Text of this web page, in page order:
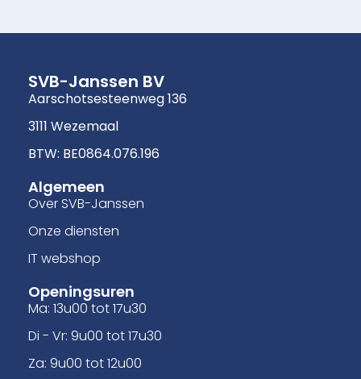
SVB-Janssen BV
Aarschotsesteenweg 136
3111 Wezemaal
BTW: BE0864.076.196
Algemeen
Over SVB-Janssen
Onze diensten
IT webshop
Openingsuren
Ma: 13u00 tot 17u30
Di - Vr: 9u00 tot 17u30
Za: 9u00 tot 12u00